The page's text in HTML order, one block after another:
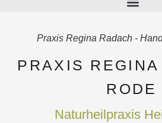
Praxis Regina Radach -
PRAXIS
RODE
Naturheilpraxis